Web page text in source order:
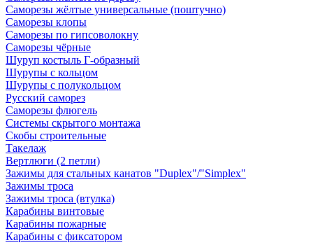
Саморезы жёлтые универсальные (поштучно)
Саморезы клопы
Саморезы по гипсоволокну
Саморезы чёрные
Шуруп костыль Г-образный
Шурупы с кольцом
Шурупы с полукольцом
Русский саморез
Саморезы флюгель
Системы скрытого монтажа
Скобы строительные
Такелаж
Вертлюги (2 петли)
Зажимы для стальных канатов "Duplex"/"Simplex"
Зажимы троса
Зажимы троса (втулка)
Карабины винтовые
Карабины пожарные
Карабины с фиксатором